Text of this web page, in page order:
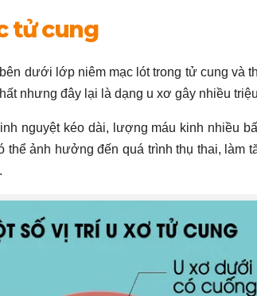
tử cung
dưới lớp niêm mạc lót trong tử cung và
nhưng đây lại là dạng u xơ gây nhiều
nguyệt kéo dài, lượng máu kinh nhiều
thể ảnh hưởng đến quá trình thụ thai, làm